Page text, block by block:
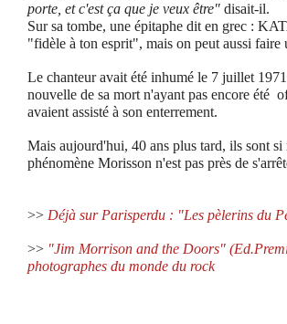
porte, et c'est ça que je veux être" disait-il.
Sur sa tombe, une épitaphe dit en grec :
"fidèle à ton esprit", mais on peut aussi
Le chanteur avait été inhumé le 7 juillet
nouvelle de sa mort n'ayant pas encore été
avaient assisté à son enterrement.
Mais aujourd'hui, 40 ans plus tard, ils sont
phénomène Morisson n'est pas près de
>> Déjà sur Parisperdu : "Les pèlerins du
>> "Jim Morrison and the Doors"
photographes du monde du rock